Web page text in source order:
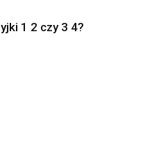
1 2 czy 3 4?